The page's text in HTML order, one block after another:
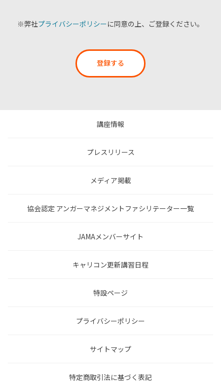
※弊社プライバシーポリシーに同意の上、ご登録ください。
登録する
講座情報
プレスリリース
メディア掲載
協会認定 アンガーマネジメントファシリテーター一覧
JAMAメンバーサイト
キャリコン更新講習日程
特設ページ
プライバシーポリシー
サイトマップ
特定商取引法に基づく表記